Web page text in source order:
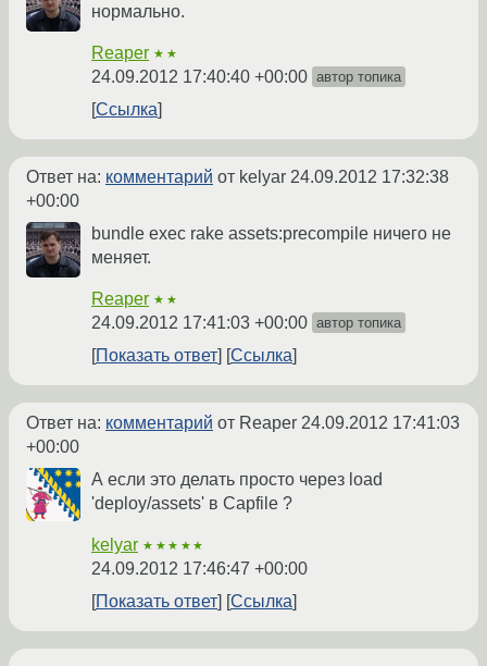
нормально.
Reaper ★★
24.09.2012 17:40:40 +00:00 автор топика
Ссылка
Ответ на: комментарий от kelyar 24.09.2012 17:32:38
+00:00
bundle exec rake assets:precompile ничего не
меняет.
Reaper ★★
24.09.2012 17:41:03 +00:00 автор топика
Показать ответ Ссылка
Ответ на: комментарий от Reaper 24.09.2012 17:41:03
+00:00
А если это делать просто через load
'deploy/assets' в Capfile ?
kelyar ★★★★★
24.09.2012 17:46:47 +00:00
Показать ответ
Ссылка